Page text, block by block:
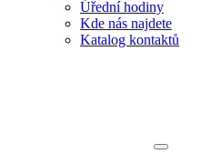
Úřední hodiny
Kde nás najdete
Katalog kontaktů